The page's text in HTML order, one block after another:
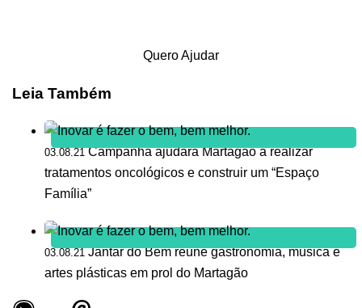
Quero Ajudar
Leia Também
03.08.21 Campanha ajudará Martagão a realizar
tratamentos oncológicos e construir um “Espaço
Família”
03.08.21 Jantar do Bem reúne gastronomia, música e
artes plásticas em prol do Martagão